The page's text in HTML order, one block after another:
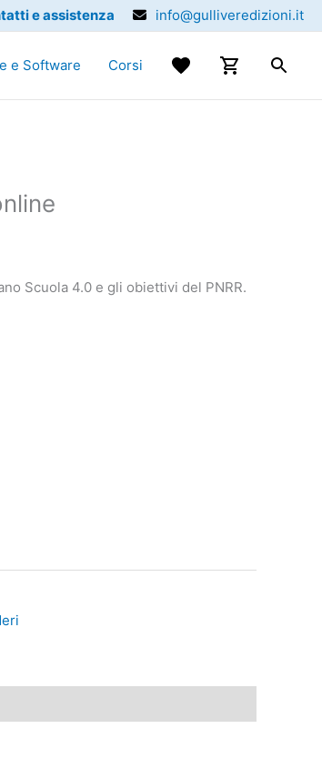
e assistenza info@gulliveredizioni.it
e Software Corsi
Scuola 4.0 e gli obiettivi del PNRR.